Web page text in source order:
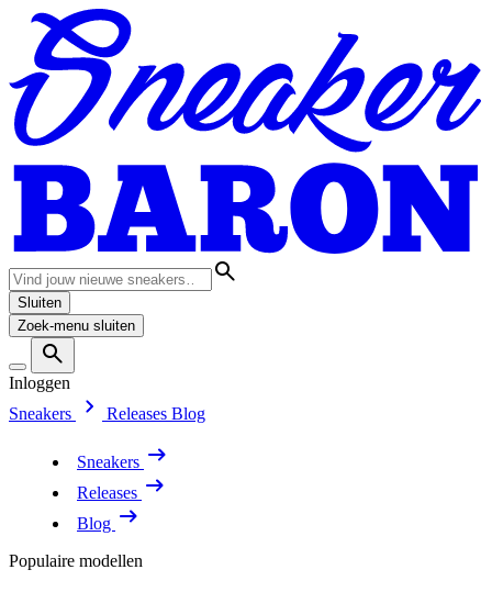
Sluiten
Zoek-menu sluiten
Inloggen
Sneakers
Releases Blog
Sneakers
Releases
Blog
Populaire modellen